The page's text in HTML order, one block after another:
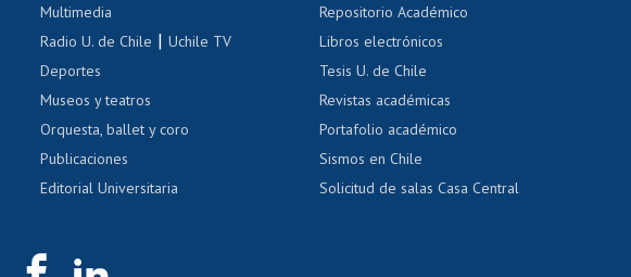
Gestión de correo uchile
Acoso laboral, sexual y violencia
Multimedia
Radio U. de Chile |Uchile TV
Deportes
Museos y teatros
Orquesta, ballet y coro
Publicaciones
Editorial Universitaria
Repositorio Académico
Libros electrónicos
Tesis U. de Chile
Revistas académicas
Portafolio académico
Sismos en Chile
Solicitud de salas Casa Central